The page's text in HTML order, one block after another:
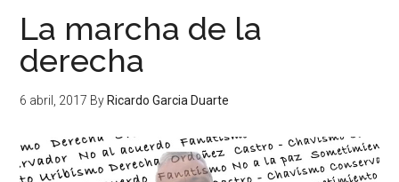
La marcha de la
derecha
6 abril, 2017 By Ricardo Garcia Duarte